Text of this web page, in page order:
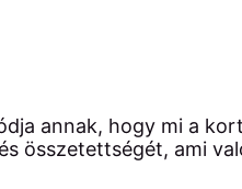
annak, hogy mi a
összetettségét, ami